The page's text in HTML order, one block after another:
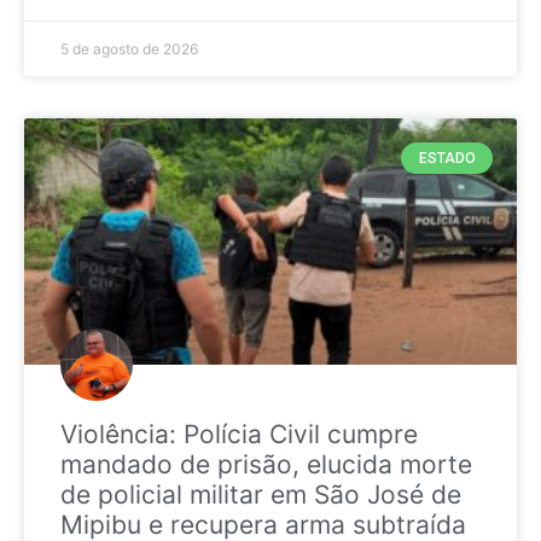
5 de agosto de 2026
ESTADO
Violência: Polícia Civil cumpre
mandado de prisão, elucida morte
de policial militar em São José de
Mipibu e recupera arma subtraída